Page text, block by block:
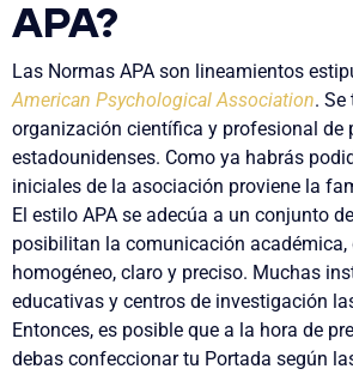
APA?
Las Normas APA son lineamientos
American Psychological Association. Se
organización científica y profesional de
estadounidenses. Como ya habrás
iniciales de la asociación proviene la
El estilo APA se adecúa a un conjunto
posibilitan la comunicación académica,
homogéneo, claro y preciso. Muchas
educativas y centros de investigación
Entonces, es posible que a la hora de
debas confeccionar tu Portada según